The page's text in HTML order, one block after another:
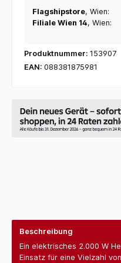
Flagshipstore, Wien:
Filiale Wien 14, Wien:
Produktnummer: 153907
EAN: 088381875981
Beschreibung
Ein elektrisches 2.000 W
Einsatz für eine Vielzahl